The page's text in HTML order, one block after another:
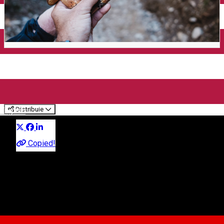
English
căutarea hribilor de iunie
Distribuie
Copied!
În jurul Sibiului